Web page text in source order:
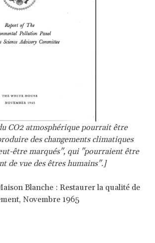
CO2 atmosphérique pourrait être
des changements climatiques
être marqués", qui "pourraient être
de vue des êtres humains".]
Blanche : Restaurer la qualité de
Novembre 1965